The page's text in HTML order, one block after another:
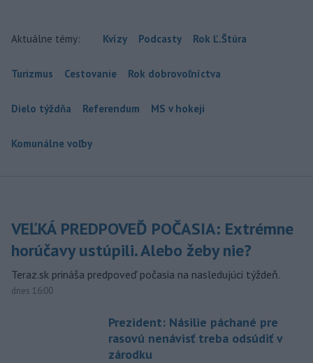
Aktuálne témy: Kvízy Podcasty Rok Ľ.Štúra
Turizmus Cestovanie Rok dobrovoľníctva
Dielo týždňa Referendum MS v hokeji
Komunálne voľby
VEĽKÁ PREDPOVEĎ POČASIA: Extrémne
horúčavy ustúpili. Alebo žeby nie?
Teraz.sk prináša predpoveď počasia na nasledujúci týždeň.
dnes 16:00
Prezident: Násilie páchané pre
rasovú nenávisť treba odsúdiť v
zárodku